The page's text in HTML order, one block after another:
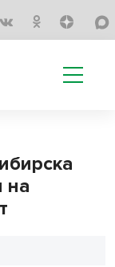
на